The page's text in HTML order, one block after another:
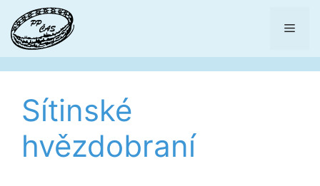
Přeskočit
na
obsah
Sítinské
hvězdobraní